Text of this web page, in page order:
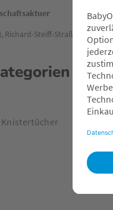
Richard-Steiff-Straße 89537